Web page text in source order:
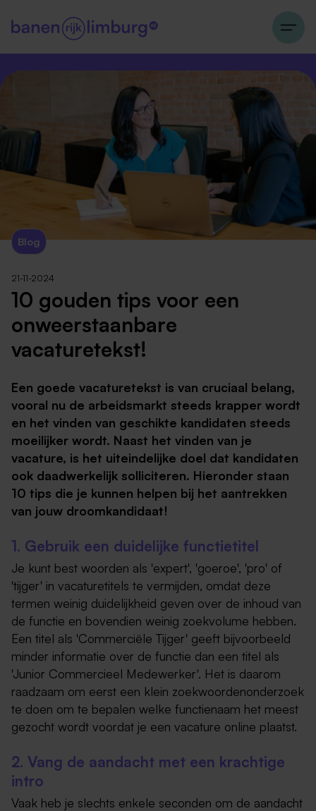
Blog
21-11-2024
10 gouden tips voor een
onweerstaanbare
vacaturetekst!
Een goede vacaturetekst is van cruciaal belang,
vooral nu de arbeidsmarkt steeds krapper wordt
en het vinden van geschikte kandidaten steeds
moeilijker wordt. Naast het vinden van je
vacature, is het uiteindelijke doel dat kandidaten
ook daadwerkelijk solliciteren. Hieronder staan
10 tips die je kunnen helpen bij het aantrekken
van jouw droomkandidaat!
1. Gebruik een duidelijke functietitel
Je kunt best woorden als 'expert', 'goeroe', 'pro' of
'tijger' in vacaturetitels te vermijden, omdat deze
termen weinig duidelijkheid geven over de inhoud van
de functie en bovendien weinig zoekvolume hebben.
Een titel als 'Commerciële Tijger' geeft bijvoorbeeld
minder informatie over de functie dan een titel als
'Junior Commercieel Medewerker'. Het is daarom
raadzaam om eerst een klein zoekwoordenonderzoek
te doen om te bepalen welke functienaam het meest
gezocht wordt voordat je een vacature online plaatst.
2. Vang de aandacht met een krachtige
intro
Vaak heb je slechts enkele seconden om de aandacht